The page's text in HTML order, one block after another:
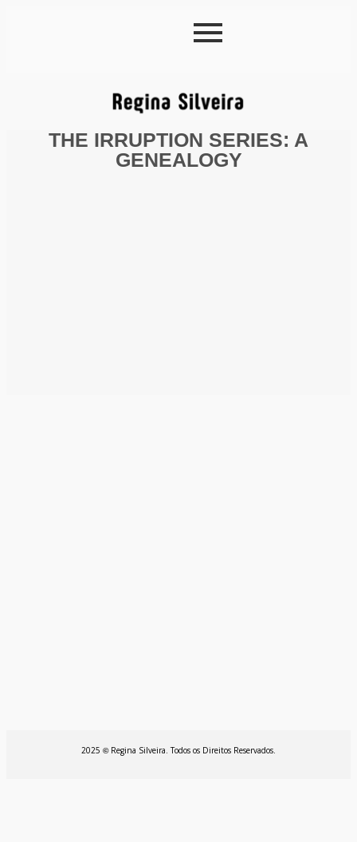
THE IRRUPTION SERIES: A
GENEALOGY
2025 © Regina Silveira. Todos os Direitos Reservados.